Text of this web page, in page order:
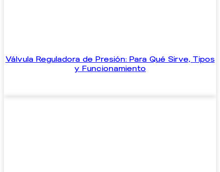
Válvula Reguladora de Presión: Para Qué Sirve, Tipos
y Funcionamiento